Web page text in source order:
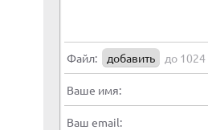
Файл: добавить до
Ваше имя:
Ваш email: